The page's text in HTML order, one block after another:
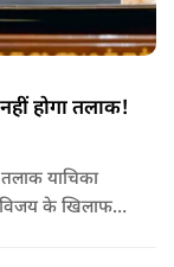
होगा तलाक!
याचिका
विजय के खिलाफ